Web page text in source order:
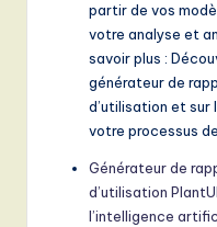
partir de vos
votre analyse et
savoir plus :
générateur de
d’utilisation et sur
votre processus
Générateur de
d’utilisation
l’intelligence